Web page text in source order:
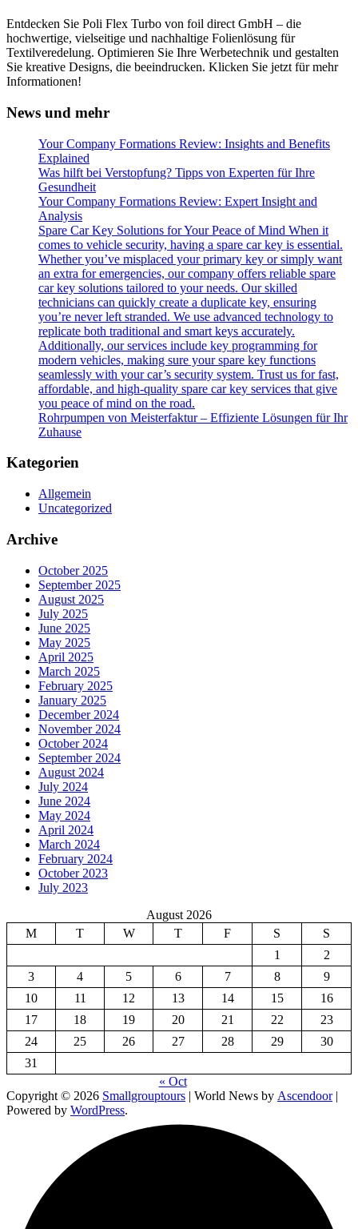
Entdecken Sie Poli Flex Turbo von foil direct GmbH – die
hochwertige, vielseitige und nachhaltige Folienlösung für
Textilveredelung. Optimieren Sie Ihre Werbetechnik und gestalten
Sie kreative Designs, die beeindrucken. Klicken Sie jetzt für mehr
Informationen!
News und mehr
Your Company Formations Review: Insights and Benefits
Explained
Was hilft bei Verstopfung? Tipps von Experten für Ihre
Gesundheit
Your Company Formations Review: Expert Insight and
Analysis
Spare Car Key Solutions for Your Peace of Mind When it
comes to vehicle security, having a spare car key is essential.
Whether you’ve misplaced your primary key or simply want
an extra for emergencies, our company offers reliable spare
car key solutions tailored to your needs. Our skilled
technicians can quickly create a duplicate key, ensuring
you’re never left stranded. We use advanced technology to
replicate both traditional and smart keys accurately.
Additionally, our services include key programming for
modern vehicles, making sure your spare key functions
seamlessly with your car’s security system. Trust us for fast,
affordable, and high-quality spare car key services that give
you peace of mind on the road.
Rohrpumpen von Meisterfaktur – Effiziente Lösungen für Ihr
Zuhause
Kategorien
Allgemein
Uncategorized
Archive
October 2025
September 2025
August 2025
July 2025
June 2025
May 2025
April 2025
March 2025
February 2025
January 2025
December 2024
November 2024
October 2024
September 2024
August 2024
July 2024
June 2024
May 2024
April 2024
March 2024
February 2024
October 2023
July 2023
August 2026
M
T W T F S
S
1
2
3
4 5 6 7 8
9
10
11 12 13 14 15
16
17
18 19 20 21 22
23
24
25 26 27 28 29
30
31
« Oct
Copyright © 2026 Smallgrouptours | World News by Ascendoor|
Powered by WordPress.